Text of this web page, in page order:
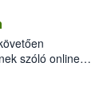
szóló online